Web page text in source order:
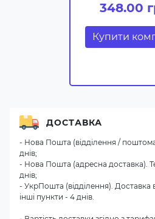
348.00
Купити
ДОСТАВКА
- Нова Пошта (відділення /
днів;
- Нова Пошта (адресна доставка).
днів;
- УкрПошта (відділення). Доставка
інші пункти - 4 днів.